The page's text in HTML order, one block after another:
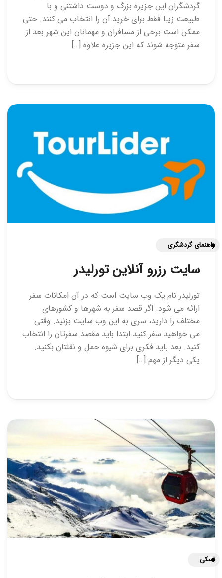
گردشگران این جزیره بزرگ و دوست داشتنی و با
طبیعت زیبا فقط برای خرید آن را انتخاب می کنند. حتی
ممکن است برخی از مسافران و مهمانان این شهر بعد از
سفر متوجه شوند که این جزیره علاوه […]
راهنمای گردشگری
سایت رزرو آنلاین تورلیدر
تورلیدر نام یک وب سایت است که در آن امکانات سفر
ارائه می شود. اگر قصد سفر به شهرها و کشورهای
مختلف را دارید، سری به این وب سایت بزنید. وقتی
می خواهید سفر کنید ابتدا باید مقصد سفرتان را انتخاب
کنید. بعد باید فکری برای شیوه حمل و نقلتان بکنید.
یکی دیگر از مهم […]
اسکی